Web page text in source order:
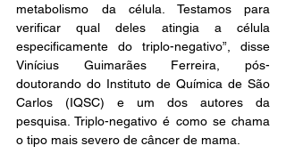
metabolismo da célula. Testamos para
verificar qual deles atingia a célula
especificamente do triplo-negativo”, disse
Vinícius Guimarães Ferreira, pós-
doutorando do Instituto de Química de São
Carlos (IQSC) e um dos autores da
pesquisa. Triplo-negativo é como se chama
o tipo mais severo de câncer de mama.